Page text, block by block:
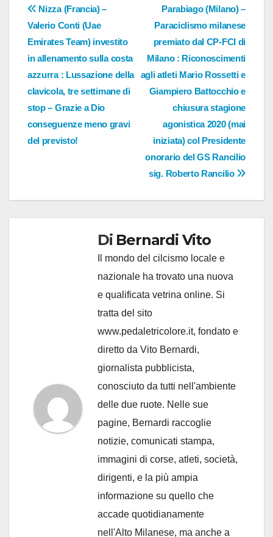
Navigazione
articoli
Parabiago (Milano) –
Paraciclismo milanese
premiato dal CP-FCI di
Milano : Riconoscimenti
agli atleti Mario Rossetti e
Giampiero Battocchio e
chiusura stagione
agonistica 2020 (mai
iniziata) col Presidente
onorario del GS Rancilio
sig. Roberto Rancilio
Nizza (Francia) –
Valerio Conti (Uae
Emirates Team) investito
in allenamento sulla costa
azzurra : Lussazione della
clavicola, tre settimane di
stop – Grazie a Dio
conseguenze meno gravi
del previsto!
Di Bernardi Vito
Il mondo del cilcismo locale e
nazionale ha trovato una nuova
e qualificata vetrina online. Si
tratta del sito
www.pedaletricolore.it, fondato e
diretto da Vito Bernardi,
giornalista pubblicista,
conosciuto da tutti nell'ambiente
delle due ruote. Nelle sue
pagine, Bernardi raccoglie
notizie, comunicati stampa,
immagini di corse, atleti, società,
dirigenti, e la più ampia
informazione su quello che
accade quotidianamente
nell'Alto Milanese, ma anche a